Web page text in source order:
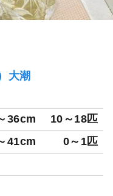
大潮
36cm 10～18匹
41cm 0～1匹